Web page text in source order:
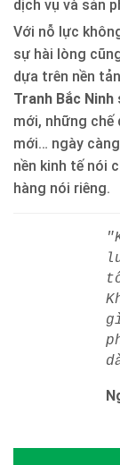
dịch vụ và sản
Với nỗ lực
sự hài lòng
dựa trên nền
Tranh Bắc Ninh
mới, những chế
mới… ngày
nền kinh tế nói
hàng nói riêng.